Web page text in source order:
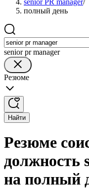
senior PR manager/
полный день
senior pr manager
Резюме
Найти
Резюме
должность
на полный